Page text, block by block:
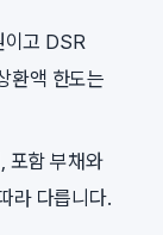
고 DSR
환액 한도는
포함 부채와
라 다릅니다.